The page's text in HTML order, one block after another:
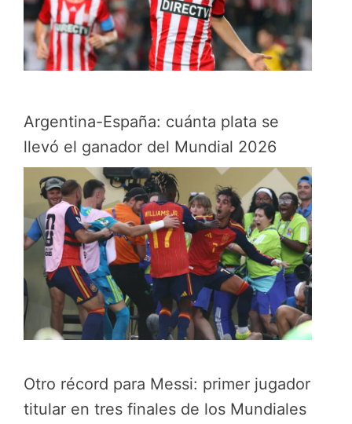
Argentina-España: cuánta plata se
llevó el ganador del Mundial 2026
Otro récord para Messi: primer jugador
titular en tres finales de los Mundiales